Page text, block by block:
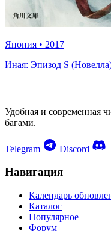
Япония • 2017
Иная: Эпизод S
Удобная и современная
багами.
Telegram Discord
Навигация
Календарь
Каталог
Популярное
Форум